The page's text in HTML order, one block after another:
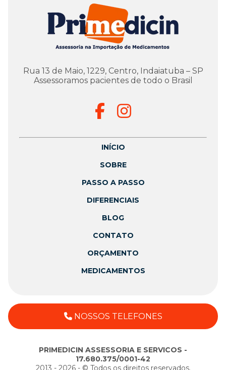
Rua 13 de Maio, 1229, Centro, Indaiatuba – SP
Assessoramos pacientes de todo o Brasil
INÍCIO
SOBRE
PASSO A PASSO
DIFERENCIAIS
BLOG
CONTATO
ORÇAMENTO
MEDICAMENTOS
NOSSOS TELEFONES
PRIMEDICIN ASSESSORIA E SERVICOS -
17.680.375/0001-42
2013 - 2026 - ©️ Todos os direitos reservados.